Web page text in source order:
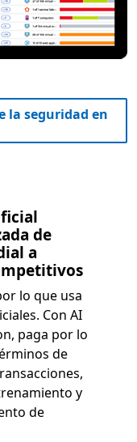
la seguridad en
de
a
lo que usa
Con AI
paga por lo
de
y
de